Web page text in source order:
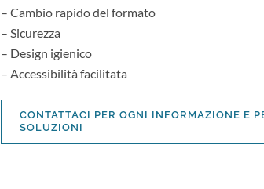
– Cambio rapido del formato
– Sicurezza
– Design igienico
– Accessibilità facilitata
CONTATTACI PER OGNI INFORMAZIONE E
SOLUZIONI